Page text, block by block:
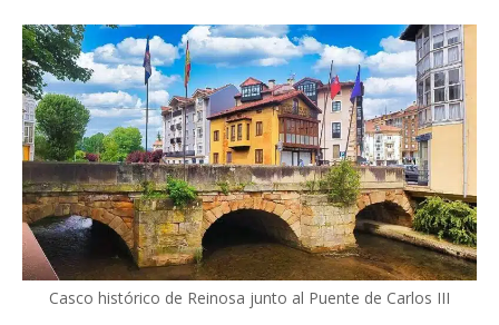
Casco histórico de Reinosa junto al Puente de Carlos III